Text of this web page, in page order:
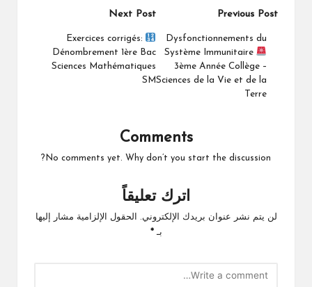
Post
navigation
Previous Post
Dysfonctionnements du
Système Immunitaire
3ème Année Collège –
Sciences de la Vie et de la
Terre
Next Post
Exercices corrigés:
Dénombrement 1ère Bac
Sciences Mathématiques
SM
Comments
No comments yet. Why don’t you start the discussion?
اترك تعليقاً
لن يتم نشر عنوان بريدك الإلكتروني.
الحقول الإلزامية مشار إليها
بـ*